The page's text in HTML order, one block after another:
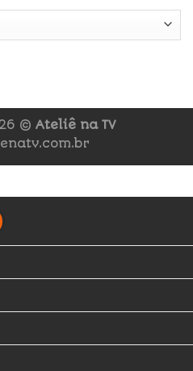
© Ateliê na TV